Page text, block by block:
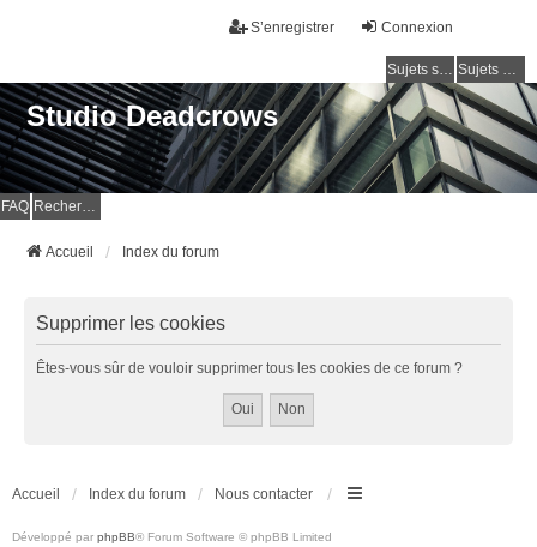
Connexion
S’enregistrer
Sujets sans réponse Sujets actifs
Studio Deadcrows
FAQ Rechercher
Accueil Index du forum
Supprimer les cookies
Êtes-vous sûr de vouloir supprimer tous les cookies de ce forum ?
Accueil Index du forum Nous contacter
Développé par phpBB® Forum Software © phpBB Limited